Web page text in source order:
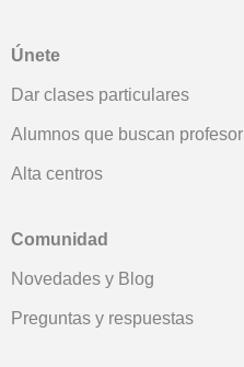
Únete
Dar clases particulares
Alumnos que buscan profesor
Alta centros
Comunidad
Novedades y Blog
Preguntas y respuestas